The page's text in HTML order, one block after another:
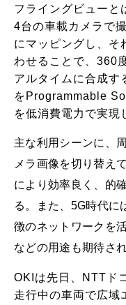
フライングビューと
4台の車載カメラで
にマッピングし、そ
わせることで、360
アルタイムに合成す
をProgrammable
を低消費電力で実現
主な利用シーンに、
メラ画像を切り替え
により効率良く、的
る。また、5G時代に
徴のネットワークを
などの用途も期待さ
OKIは先日、NTTド
走行中の車両で広域